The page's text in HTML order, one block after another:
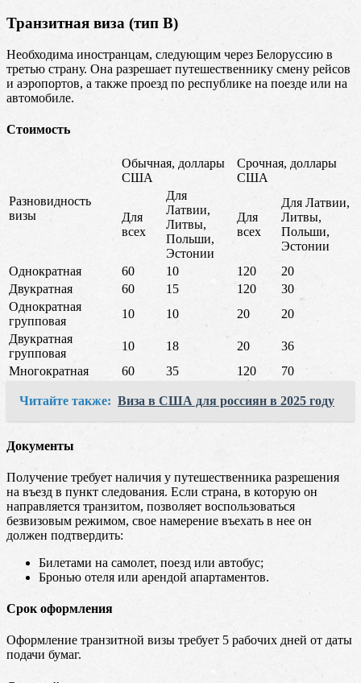
Транзитная виза (тип B)
Необходима иностранцам, следующим через Белоруссию в
третью страну. Она разрешает путешественнику смену рейсов
и аэропортов, а также проезд по республике на поезде или на
автомобиле.
Стоимость
Разновидность
визы
Обычная, доллары
США
Срочная, доллары
США
Для
всех
Для
Латвии,
Литвы,
Польши,
Эстонии
Для
всех
Для Латвии,
Литвы,
Польши,
Эстонии
Однократная
60 10 120
20
Двукратная
60 15 120
30
Однократная
групповая
10 10 20
20
Двукратная
групповая
10 18 20
36
Многократная
60 35 120 70
Читайте также: Виза в США для россиян в 2025 году
Документы
Получение требует наличия у путешественника разрешения
на въезд в пункт следования. Если страна, в которую он
направляется транзитом, позволяет воспользоваться
безвизовым режимом, свое намерение въехать в нее он
должен подтвердить:
Билетами на самолет, поезд или автобус;
Бронью отеля или арендой апартаментов.
Срок оформления
Оформление транзитной визы требует 5 рабочих дней от даты
подачи бумаг.